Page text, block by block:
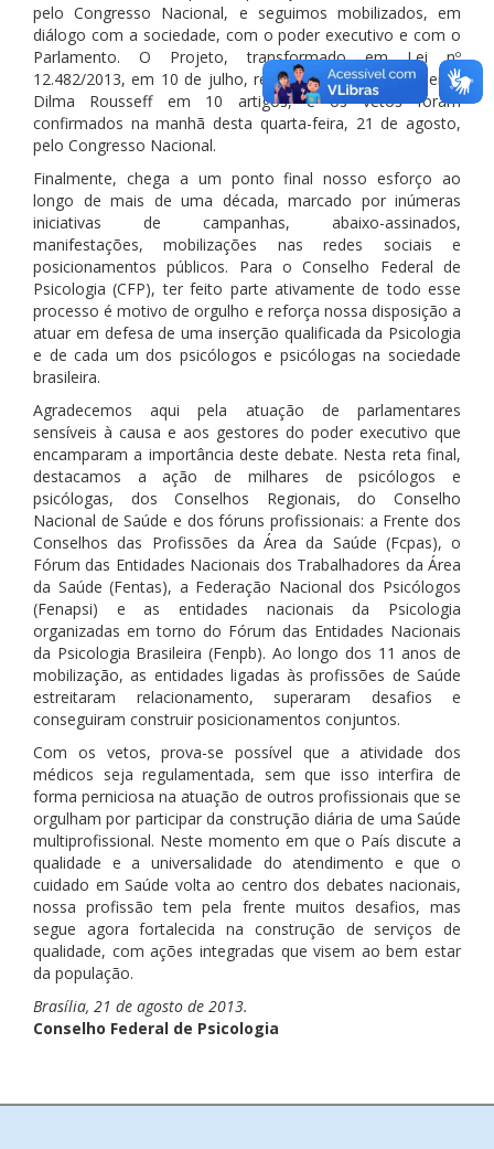
pelo Congresso Nacional, e seguimos mobilizados, em
diálogo com a sociedade, com o poder executivo e com o
Parlamento. O Projeto, transformado em Lei nº
12.482/2013, em 10 de julho, recebeu vetos da presidenta
Dilma Rousseff em 10 artigos, e os vetos foram
confirmados na manhã desta quarta-feira, 21 de agosto,
pelo Congresso Nacional.
Finalmente, chega a um ponto final nosso esforço ao
longo de mais de uma década, marcado por inúmeras
iniciativas de campanhas, abaixo-assinados,
manifestações, mobilizações nas redes sociais e
posicionamentos públicos. Para o Conselho Federal de
Psicologia (CFP), ter feito parte ativamente de todo esse
processo é motivo de orgulho e reforça nossa disposição a
atuar em defesa de uma inserção qualificada da Psicologia
e de cada um dos psicólogos e psicólogas na sociedade
brasileira.
Agradecemos aqui pela atuação de parlamentares
sensíveis à causa e aos gestores do poder executivo que
encamparam a importância deste debate. Nesta reta final,
destacamos a ação de milhares de psicólogos e
psicólogas, dos Conselhos Regionais, do Conselho
Nacional de Saúde e dos fóruns profissionais: a Frente dos
Conselhos das Profissões da Área da Saúde (Fcpas), o
Fórum das Entidades Nacionais dos Trabalhadores da Área
da Saúde (Fentas), a Federação Nacional dos Psicólogos
(Fenapsi) e as entidades nacionais da Psicologia
organizadas em torno do Fórum das Entidades Nacionais
da Psicologia Brasileira (Fenpb). Ao longo dos 11 anos de
mobilização, as entidades ligadas às profissões de Saúde
estreitaram relacionamento, superaram desafios e
conseguiram construir posicionamentos conjuntos.
Com os vetos, prova-se possível que a atividade dos
médicos seja regulamentada, sem que isso interfira de
forma perniciosa na atuação de outros profissionais que se
orgulham por participar da construção diária de uma Saúde
multiprofissional. Neste momento em que o País discute a
qualidade e a universalidade do atendimento e que o
cuidado em Saúde volta ao centro dos debates nacionais,
nossa profissão tem pela frente muitos desafios, mas
segue agora fortalecida na construção de serviços de
qualidade, com ações integradas que visem ao bem estar
da população.
Brasília, 21 de agosto de 2013.
Conselho Federal de Psicologia